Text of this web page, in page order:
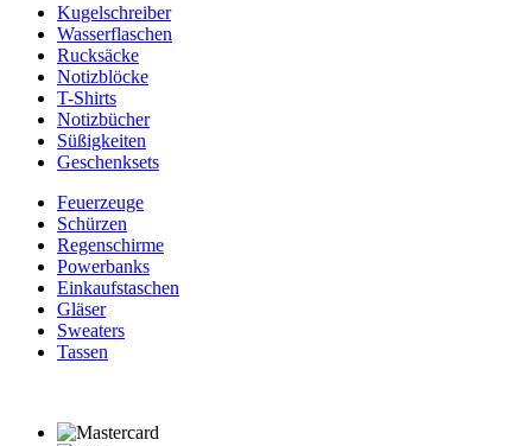
Kugelschreiber
Wasserflaschen
Rucksäcke
Notizblöcke
T-Shirts
Notizbücher
Süßigkeiten
Geschenksets
Feuerzeuge
Schürzen
Regenschirme
Powerbanks
Einkaufstaschen
Gläser
Sweaters
Tassen